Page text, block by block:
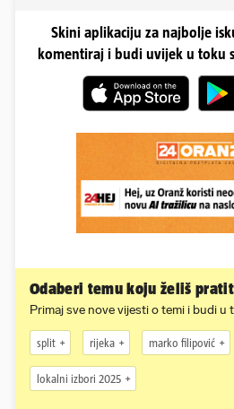
Skini aplikaciju za najbolje
komentiraj i budi uvijek u toku
Odaberi temu koju želiš
Primaj sve nove vijesti o temi i budi u
split rijeka marko filipović
lokalni izbori 2025